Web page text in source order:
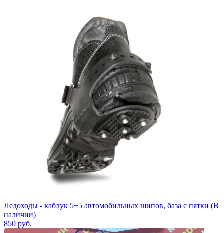
Ледоходы - каблук 5+5 автомобильных шипов, база с пятки (В
наличии)
850 руб.